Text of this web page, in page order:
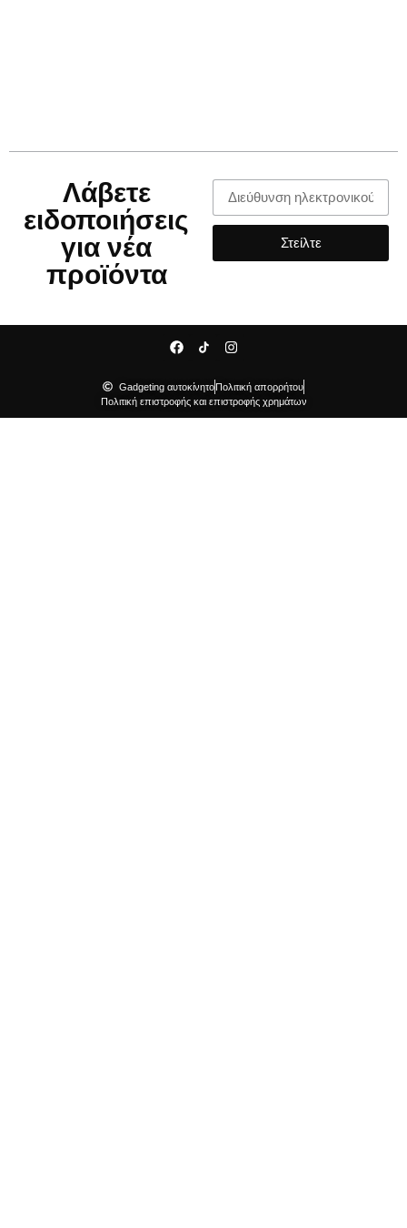
Λάβετε
ειδοποιήσεις
για νέα
προϊόντα
Στείλτε
Gadgeting αυτοκίνητοΠολιτική απορρήτου
Πολιτική επιστροφής και επιστροφής χρημάτων